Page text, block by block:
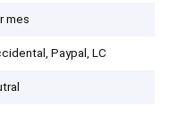
mes
Paypal, LC